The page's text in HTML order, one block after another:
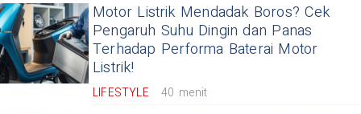
Motor Listrik Mendadak Boros? Cek
Pengaruh Suhu Dingin dan Panas
Terhadap Performa Baterai Motor
Listrik!
LIFESTYLE 40 menit